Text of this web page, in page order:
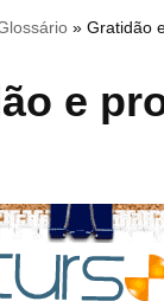
» Gratidão
e